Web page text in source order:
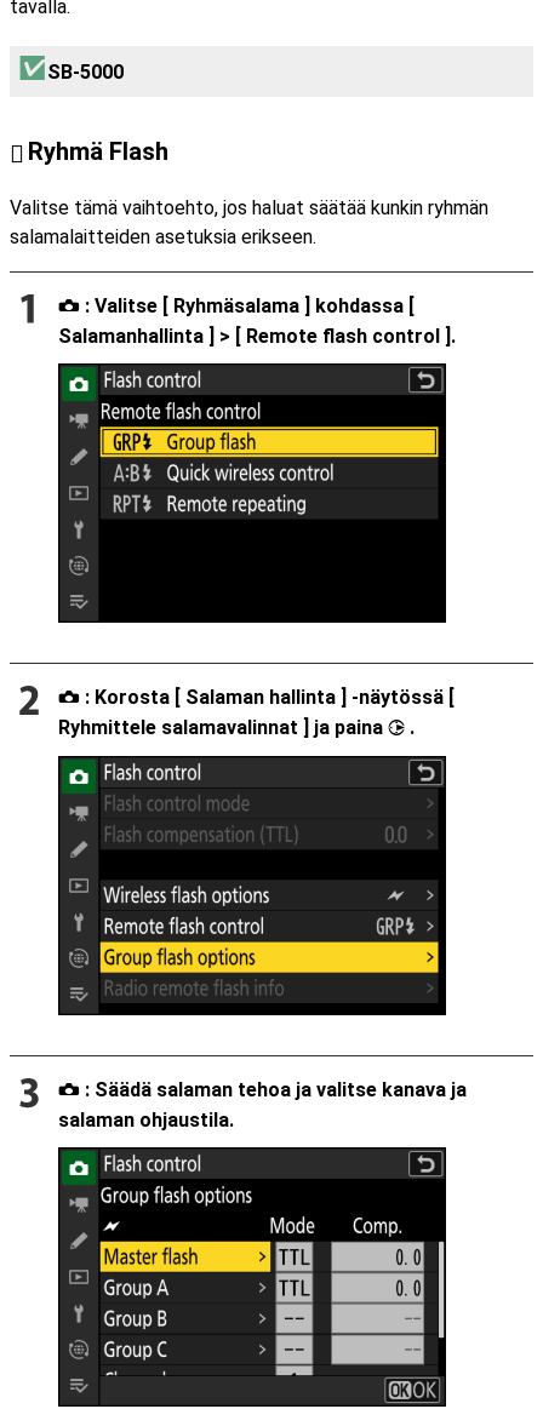
tavalla.
SB-5000
Ryhmä Flash
Valitse tämä vaihtoehto, jos haluat säätää kunkin ryhmän
salamalaitteiden asetuksia erikseen.
C : Valitse [ Ryhmäsalama ] kohdassa [
Salamanhallinta ] > [ Remote flash control ].
C : Korosta [ Salaman hallinta ] -näytössä [
Ryhmittele salamavalinnat ] ja paina 2 .
C : Säädä salaman tehoa ja valitse kanava ja
salaman ohjaustila.